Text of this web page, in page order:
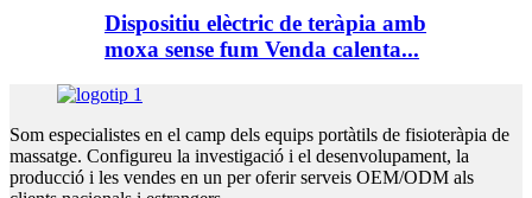
Dispositiu elèctric de teràpia amb
moxa sense fum Venda calenta...
Som especialistes en el camp dels equips portàtils de fisioteràpia de
massatge. Configureu la investigació i el desenvolupament, la
producció i les vendes en un per oferir serveis OEM/ODM als